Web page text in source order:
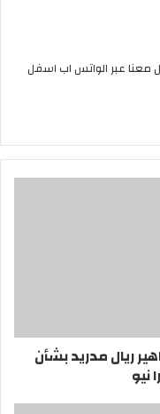
معنا عبر الواتس اب اسفل
ريال مدريد بشأن
نيو